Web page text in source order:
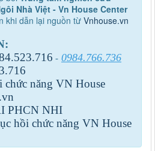
Nhà Việt - Vn House Center
khi dẫn lại nguồn từ Vnhouse.vn
.523.716 - 0984.766.736
.716
chức năng VN House
PHCN NHI
hồi chức năng VN House